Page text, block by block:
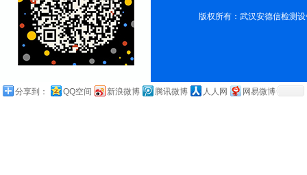
版权所有：武汉安德信检测
分享到： QQ空间 新浪微博 腾讯微博 人人网 网易微博